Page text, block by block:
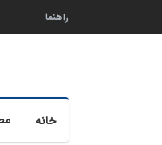
راهنما
خانه